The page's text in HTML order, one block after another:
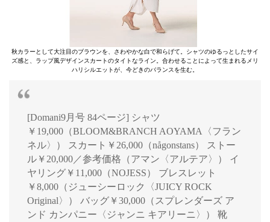
秋カラーとして大注目のブラウンを、さわやかな白で和らげて。シャツのゆるっとしたサイ
ズ感と、ラップ風デザインスカートのタイトなライン。合わせることによって生まれるメリ
ハリシルエットが、今どきのバランスを生む。
[Domani9月号 84ページ] シャツ
￥19,000（BLOOM&BRANCH AOYAMA〈フラン
ネル〉） スカート￥26,000（någonstans） ストー
ル￥20,000／参考価格（アマン〈アルテア〉） イ
ヤリング￥11,000（NOJESS） ブレスレット
￥8,000（ジューシーロック〈JUICY ROCK
Original〉） バッグ￥30,000（スプレンダーズ ア
ンド カンパニー〈ジャンニ キアリーニ〉） 靴